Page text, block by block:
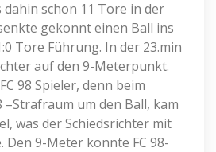
dahin schon 11 Tore in der
gekonnt einen Ball ins
Tore Führung. In der 23.min
auf den 9-Meterpunkt.
98 Spieler, denn beim
–Strafraum um den Ball, kam
was der Schiedsrichter mit
Den 9-Meter konnte FC 98-